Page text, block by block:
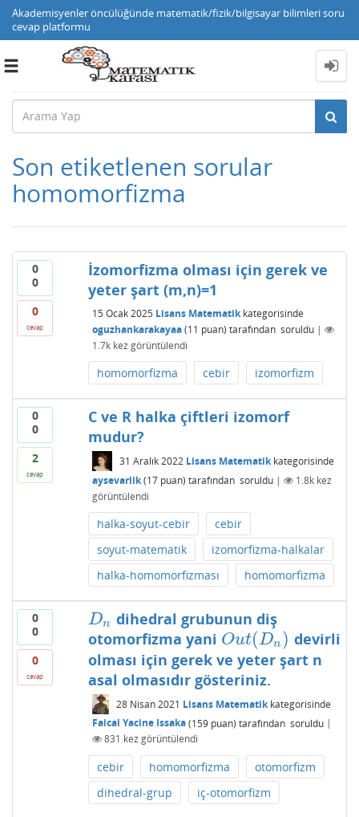
Akademisyenler öncülüğünde matematik/fizik/bilgisayar bilimleri soru
cevap platformu
Toggle
Son etiketlenen sorular
homomorfizma
0
0
0
cevap
İzomorfizma olması için gerek ve
yeter şart (m,n)=1
15 Ocak 2025 Lisans Matematikkategorisinde
oguzhankarakayaa (11 puan) tarafından soruldu |
1.7kkez görüntülendi
homomorfizma cebir izomorfizm
0
0
2
cevap
C ve R halka çiftleri izomorf
mudur?
31 Aralık 2022 Lisans Matematikkategorisinde
aysevarlik (17puan) tarafından soruldu | 1.8kkez
görüntülendi
halka-soyut-cebir
cebir
soyut-matematik
izomorfizma-halkalar
halka-homomorfizması
homomorfizma
0
0
0
cevap
Dn
Dn dihedral grubunun diş
otomorfizma yani Out(Dn )
Out(Dn)
devirli
olması için gerek ve yeter şart n
asal olmasıdır gösteriniz.
28 Nisan 2021 Lisans Matematikkategorisinde
Faical Yacine Issaka (159puan) tarafından soruldu |
831 kez görüntülendi
cebir homomorfizma
otomorfizm
dihedral-grup
iç-otomorfizm